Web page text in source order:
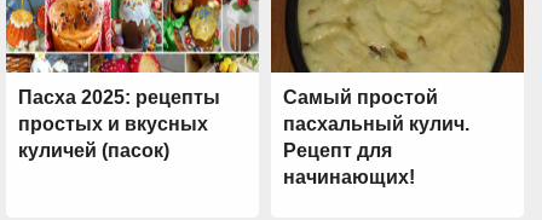
Пасха 2025: рецепты
простых и вкусных
куличей (пасок)
Самый простой
пасхальный кулич.
Рецепт для
начинающих!